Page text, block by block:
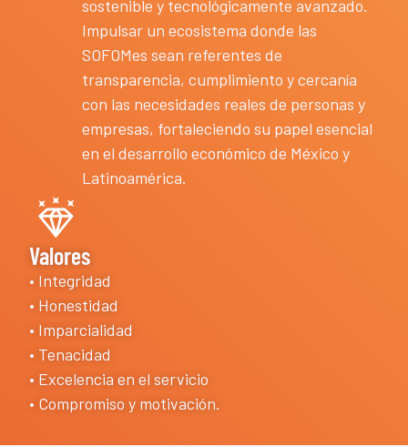
sostenible y tecnológicamente avanzado.
Impulsar un ecosistema donde las
SOFOMes sean referentes de
transparencia, cumplimiento y cercanía
con las necesidades reales de personas y
empresas, fortaleciendo su papel esencial
en el desarrollo económico de México y
Latinoamérica.
Valores
• Integridad
• Honestidad
• Imparcialidad
• Tenacidad
• Excelencia en el servicio
• Compromiso y motivación.